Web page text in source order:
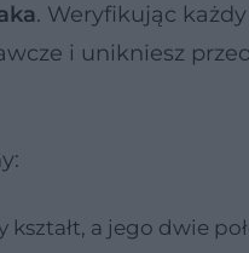
. Weryfikując
i unikniesz
a jego dwie